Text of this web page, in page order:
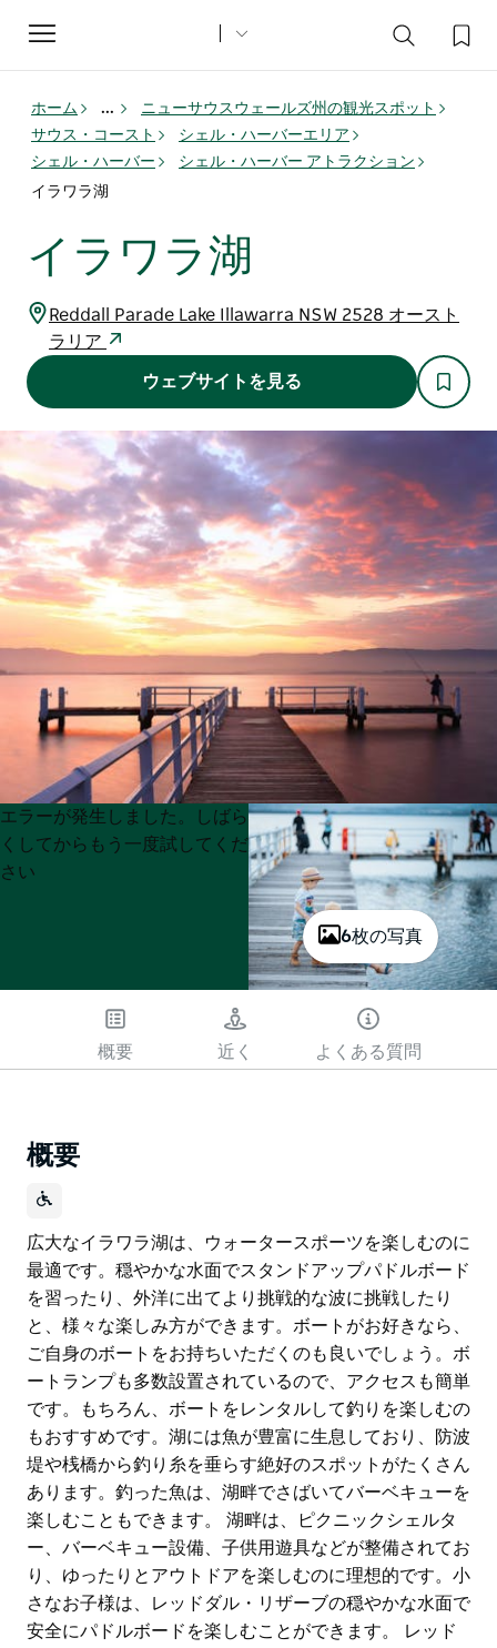
Toggle
navigation
ホーム ...
ニューサウスウェールズ州の観光スポット
サウス・コースト
シェル・ハーバーエリア
シェル・ハーバー
シェル・ハーバー アトラクション
イラワラ湖
イラワラ湖
Reddall Parade Lake Illawarra NSW 2528 オースト
ラリア
ウェブサイトを見る
6枚の写真
Product
List
Product
List
エラーが発生しました。しばら
くしてからもう一度試してくだ
さい
概要 近く よくある質問
概要
広大なイラワラ湖は、ウォータースポーツを楽しむのに
最適です。穏やかな水面でスタンドアップパドルボード
を習ったり、外洋に出てより挑戦的な波に挑戦したり
と、様々な楽しみ方ができます。ボートがお好きなら、
ご自身のボートをお持ちいただくのも良いでしょう。ボ
ートランプも多数設置されているので、アクセスも簡単
です。もちろん、ボートをレンタルして釣りを楽しむの
もおすすめです。湖には魚が豊富に生息しており、防波
堤や桟橋から釣り糸を垂らす絶好のスポットがたくさん
あります。釣った魚は、湖畔でさばいてバーベキューを
楽しむこともできます。 湖畔は、ピクニックシェルタ
ー、バーベキュー設備、子供用遊具などが整備されてお
り、ゆったりとアウトドアを楽しむのに理想的です。小
さなお子様は、レッドダル・リザーブの穏やかな水面で
安全にパドルボードを楽しむことができます。 レッド